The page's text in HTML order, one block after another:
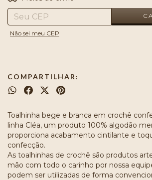
Não sei meu CEP
COMPARTILHAR:
Toalhinha bege e branca em crochê
linha Cléa, um produto 100% algodão
proporciona acabamento cintilante e
confecção.
As toalhinhas de crochê são produtos
mão com todo o carinho por nossa
podem ser utilizadas de forma